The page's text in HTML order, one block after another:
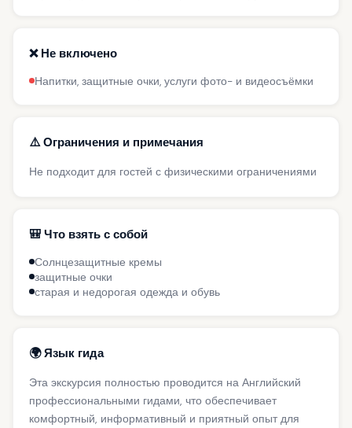
❌ Не включено
Напитки, защитные очки, услуги фото- и видеосъёмки
⚠️ Ограничения и примечания
Не подходит для гостей с физическими ограничениями
🎒 Что взять с собой
Солнцезащитные кремы
защитные очки
старая и недорогая одежда и обувь
🌍 Язык гида
Эта экскурсия полностью проводится на Английский
профессиональными гидами, что обеспечивает
комфортный, информативный и приятный опыт для